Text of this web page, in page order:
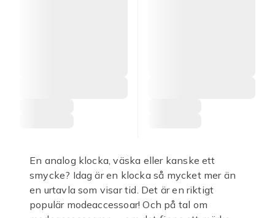
En analog klocka, väska eller kanske ett
smycke? Idag är en klocka så mycket mer än
en urtavla som visar tid. Det är en riktigt
populär modeaccessoar! Och på tal om